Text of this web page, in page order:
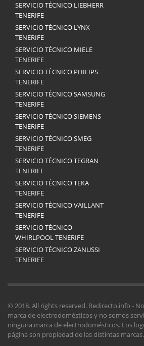
SERVICIO TÉCNICO LIEBHERR
TENERIFE
SERVICIO TÉCNICO LYNX
TENERIFE
SERVICIO TÉCNICO MIELE
TENERIFE
SERVICIO TÉCNICO PHILIPS
TENERIFE
SERVICIO TÉCNICO SAMSUNG
TENERIFE
SERVICIO TÉCNICO SIEMENS
TENERIFE
SERVICIO TÉCNICO SMEG
TENERIFE
SERVICIO TÉCNICO TEGRAN
TENERIFE
SERVICIO TÉCNICO TEKA
TENERIFE
SERVICIO TÉCNICO VAILLANT
TENERIFE
SERVICIO TÉCNICO
WHIRLPOOL TENERIFE
SERVICIO TÉCNICO ZANUSSI
TENERIFE
© 2018. All rights reserved. Redirecto.info -
marca de electrodomésticos y no somos
ninguna marca de electrodomésticos. Los
página son propiedad de las distintas marcas.